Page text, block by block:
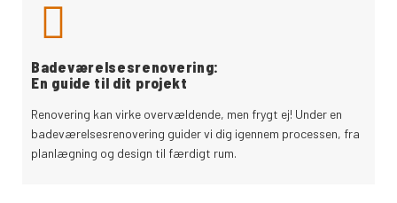
Badeværelsesrenovering:
En guide til dit projekt
Renovering kan virke overvældende, men frygt ej! Under en
badeværelsesrenovering guider vi dig igennem processen, fra
planlægning og design til færdigt rum.